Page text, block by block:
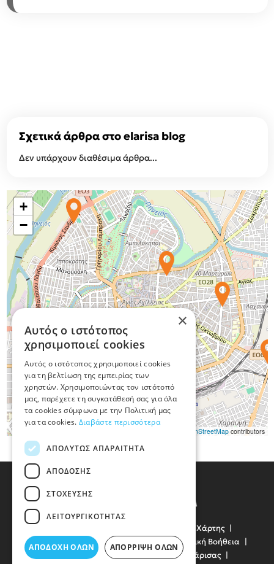
Σχετικά άρθρα στο elarisa blog
Δεν υπάρχουν διαθέσιμα άρθρα...
+
−
OpenStreetMapcontributors
Χάρτης
Χρήσιμα Τηλέφωνα
Πρώτες Ανάγκες
Οδική Βοήθεια
Νοσοκομεία
Δήμος Λάρισας
×
Αυτός ο ιστότοπος
χρησιμοποιεί cookies
Αυτός ο ιστότοπος χρησιμοποιεί cookies
για τη βελτίωση της εμπειρίας των
χρηστών. Χρησιμοποιώντας τον ιστότοπό
μας, παρέχετε τη συγκατάθεσή σας για όλα
τα cookies σύμφωνα με την Πολιτική μας
για τα cookies. Διαβάστε περισσότερα
ΑΠΟΛΎΤΩΣ ΑΠΑΡΑΊΤΗΤΑ
ΑΠΌΔΟΣΗΣ
ΣΤΌΧΕΥΣΗΣ
ΛΕΙΤΟΥΡΓΙΚΌΤΗΤΑΣ
ΑΠΟΔΟΧΉ ΌΛΩΝ ΑΠΌΡΡΙΨΗ ΌΛΩΝ